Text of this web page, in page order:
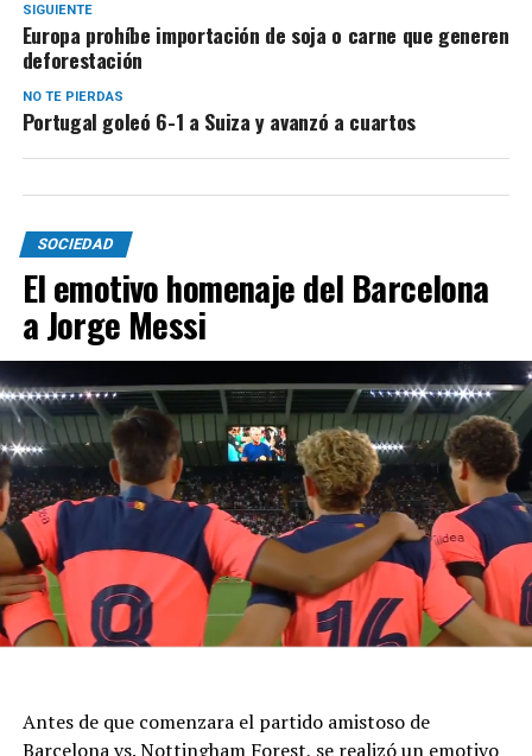
SIGUIENTE
Europa prohíbe importación de soja o carne que generen
deforestación
NO TE PIERDAS
Portugal goleó 6-1 a Suiza y avanzó a cuartos
SOCIEDAD
El emotivo homenaje del Barcelona
a Jorge Messi
Antes de que comenzara el partido amistoso de
Barcelona vs. Nottingham Forest, se realizó un emotivo